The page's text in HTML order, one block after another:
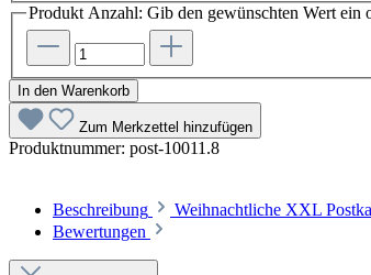
Produkt Anzahl: Gib den gewünschten Wert ein
In den Warenkorb
Zum Merkzettel hinzufügen
Produktnummer: post-10011.8
Beschreibung Weihnachtliche XXL
Bewertungen